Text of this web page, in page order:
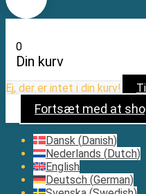
0
Din kurv
Ej, der er intet i din kurv!
Fortsæt med at
Dansk (Danish)
Nederlands (Dutch)
English
Deutsch (German)